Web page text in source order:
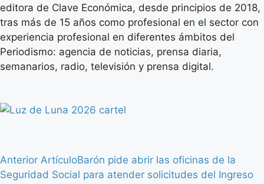
editora de Clave Económica, desde principios de 2018,
tras más de 15 años como profesional en el sector con
experiencia profesional en diferentes ámbitos del
Periodismo: agencia de noticias, prensa diaria,
semanarios, radio, televisión y prensa digital.
Anterior ArtículoBarón pide abrir las oficinas de la
Seguridad Social para atender solicitudes del Ingreso